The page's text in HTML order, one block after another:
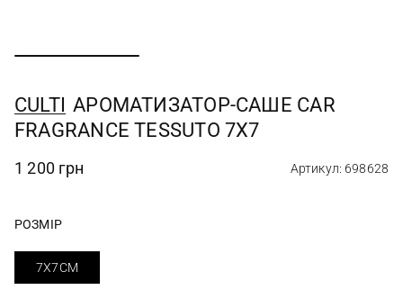
CULTI АРОМАТИЗАТОР-САШЕ CAR
FRAGRANCE TESSUTO 7X7
1 200 грн Артикул: 698628
РОЗМІР
7X7СМ